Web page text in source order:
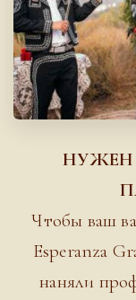
НУЖЕН
Чтобы ваш
Esperanza
наняли